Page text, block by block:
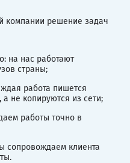
компании решение задач
на нас работают
страны;
работа пишется
не копируются из сети;
работы точно в
сопровождаем клиента